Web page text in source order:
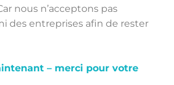
nous n’acceptons pas
des entreprises afin de rester
– merci pour votre